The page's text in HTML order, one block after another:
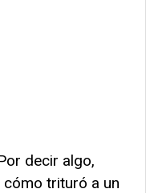
decir algo,
trituró a un